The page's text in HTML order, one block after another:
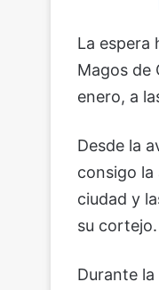
La espera
Magos de
enero, a
Desde la
consigo la
ciudad y
su cortejo.
Durante